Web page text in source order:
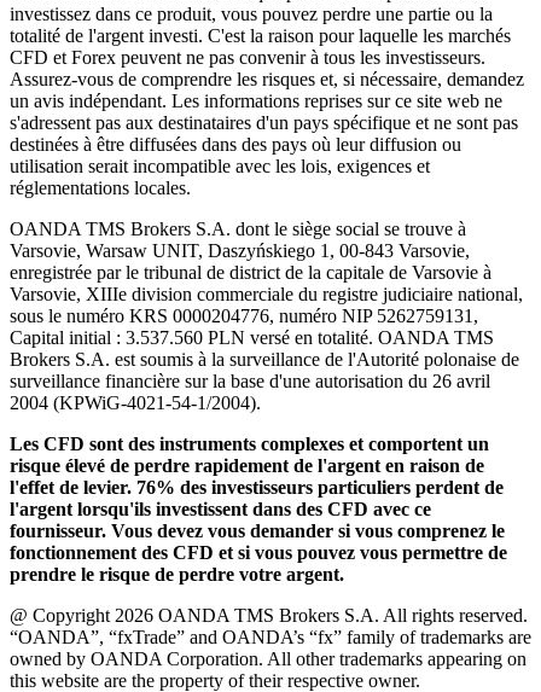
investissez dans ce produit, vous pouvez perdre une partie ou la
totalité de l'argent investi. C'est la raison pour laquelle les marchés
CFD et Forex peuvent ne pas convenir à tous les investisseurs.
Assurez-vous de comprendre les risques et, si nécessaire, demandez
un avis indépendant. Les informations reprises sur ce site web ne
s'adressent pas aux destinataires d'un pays spécifique et ne sont pas
destinées à être diffusées dans des pays où leur diffusion ou
utilisation serait incompatible avec les lois, exigences et
réglementations locales.
OANDA TMS Brokers S.A. dont le siège social se trouve à
Varsovie, Warsaw UNIT, Daszyńskiego 1, 00-843 Varsovie,
enregistrée par le tribunal de district de la capitale de Varsovie à
Varsovie, XIIIe division commerciale du registre judiciaire national,
sous le numéro KRS 0000204776, numéro NIP 5262759131,
Capital initial : 3.537.560 PLN versé en totalité. OANDA TMS
Brokers S.A. est soumis à la surveillance de l'Autorité polonaise de
surveillance financière sur la base d'une autorisation du 26 avril
2004 (KPWiG-4021-54-1/2004).
Les CFD sont des instruments complexes et comportent un
risque élevé de perdre rapidement de l'argent en raison de
l'effet de levier. 76% des investisseurs particuliers perdent de
l'argent lorsqu'ils investissent dans des CFD avec ce
fournisseur. Vous devez vous demander si vous comprenez le
fonctionnement des CFD et si vous pouvez vous permettre de
prendre le risque de perdre votre argent.
@ Copyright 2026 OANDA TMS Brokers S.A. All rights reserved.
“OANDA”, “fxTrade” and OANDA’s “fx” family of trademarks are
owned by OANDA Corporation. All other trademarks appearing on
this website are the property of their respective owner.